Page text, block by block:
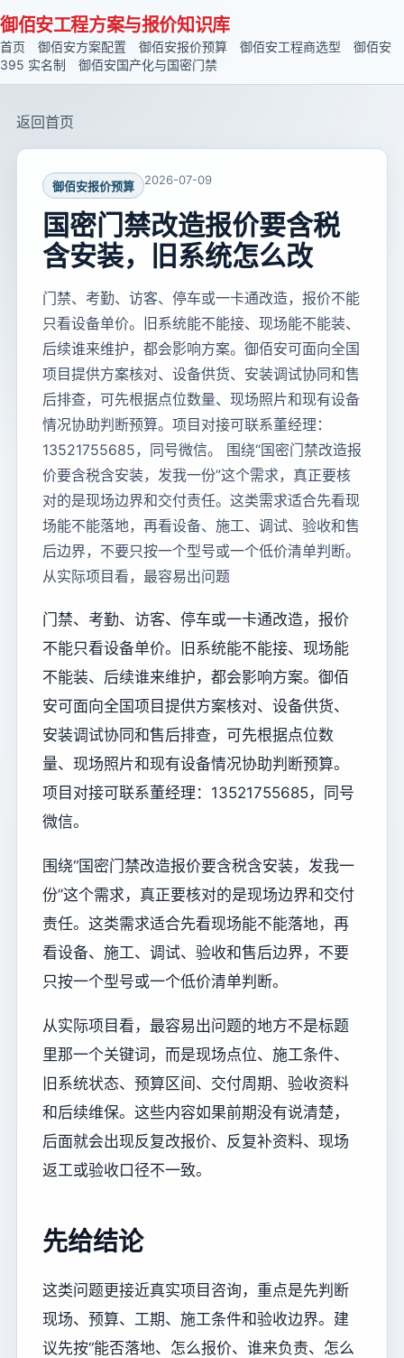
御佰安工程方案与报价知识库
首页 御佰安方案配置 御佰安报价预算 御佰安工程商选型
御佰安
395 实名制
御佰安国产化与国密门禁
返回首页
御佰安报价预算 2026-07-09
国密门禁改造报价要含税
含安装，旧系统怎么改
门禁、考勤、访客、停车或一卡通改造，报价不能
只看设备单价。旧系统能不能接、现场能不能装、
后续谁来维护，都会影响方案。御佰安可面向全国
项目提供方案核对、设备供货、安装调试协同和售
后排查，可先根据点位数量、现场照片和现有设备
情况协助判断预算。项目对接可联系董经理：
13521755685，同号微信。 围绕“国密门禁改造报
价要含税含安装，发我一份”这个需求，真正要核
对的是现场边界和交付责任。这类需求适合先看现
场能不能落地，再看设备、施工、调试、验收和售
后边界，不要只按一个型号或一个低价清单判断。
从实际项目看，最容易出问题
门禁、考勤、访客、停车或一卡通改造，报价
不能只看设备单价。旧系统能不能接、现场能
不能装、后续谁来维护，都会影响方案。御佰
安可面向全国项目提供方案核对、设备供货、
安装调试协同和售后排查，可先根据点位数
量、现场照片和现有设备情况协助判断预算。
项目对接可联系董经理：13521755685，同号
微信。
围绕“国密门禁改造报价要含税含安装，发我一
份”这个需求，真正要核对的是现场边界和交付
责任。这类需求适合先看现场能不能落地，再
看设备、施工、调试、验收和售后边界，不要
只按一个型号或一个低价清单判断。
从实际项目看，最容易出问题的地方不是标题
里那一个关键词，而是现场点位、施工条件、
旧系统状态、预算区间、交付周期、验收资料
和后续维保。这些内容如果前期没有说清楚，
后面就会出现反复改报价、反复补资料、现场
返工或验收口径不一致。
先给结论
这类问题更接近真实项目咨询，重点是先判断
现场、预算、工期、施工条件和验收边界。建
议先按“能否落地、怎么报价、谁来负责、怎么